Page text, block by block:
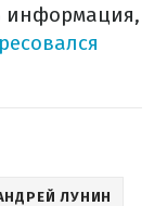
информация,
ЛУНИН